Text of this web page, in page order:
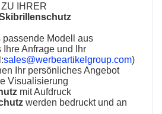
IHRER
passende Modell aus
Anfrage und Ihr
sales@werbeartikelgroup.com)
Ihr persönliches Angebot
Visualisierung
mit Aufdruck
werden bedruckt und an